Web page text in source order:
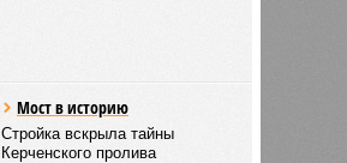
Мост в историю
Стройка вскрыла тайны
Керченского пролива